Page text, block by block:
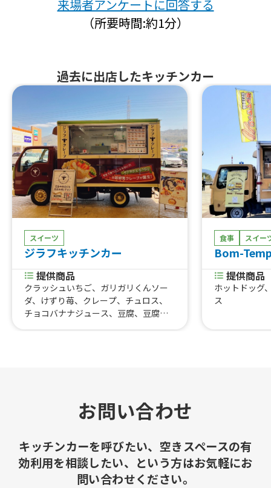
来場者アンケートに回答する
（所要時間:約1分）
過去に出店したキッチンカー
スイーツ
ジラフキッチンカー
提供商品
クラッシュいちご、ガリガリくんソー
ダ、けずり苺、クレープ、チュロス、
チョコバナナジュース、豆腐、豆腐ド
食事 スイー
Bom-
提供商品
ホットドッグ
ス
お問い合わせ
キッチンカーを呼びたい、空きスペースの有
効利用を相談したい、という方はお気軽にお
問い合わせください。